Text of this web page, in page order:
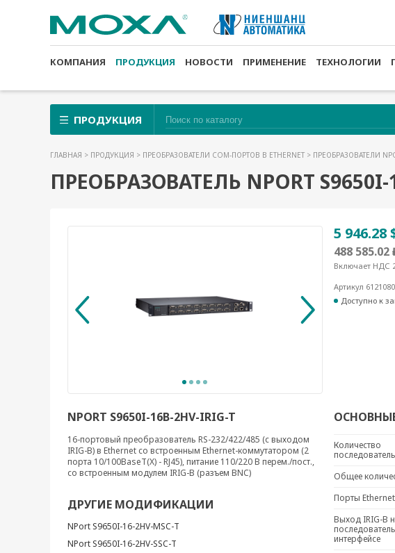
КОМПАНИЯ ПРОДУКЦИЯ НОВОСТИ ПРИМЕНЕНИЕ ТЕХНОЛОГИИ
ПРОДУКЦИЯ
ГЛАВНАЯ > ПРОДУКЦИЯ > ПРЕОБРАЗОВАТЕЛИ COM-ПОРТОВ В ETHERNET > ПРЕОБРАЗОВАТЕЛИ
ПРЕОБРАЗОВАТЕЛЬ NPORT S9650I-
5 946.28
488 585.02
Включает НДС
Артикул 6121080
Доступно к
NPORT S9650I-16B-2HV-IRIG-T
16-портовый преобразователь RS-232/422/485 (с выходом
IRIG-B) в Ethernet cо встроенным Ethernet-коммутатором (2
порта 10/100BaseT(X) - RJ45), питание 110/220 В перем./пост.,
со встроенным модулем IRIG-B (разъем BNC)
ДРУГИЕ МОДИФИКАЦИИ
NPort S9650I-16-2HV-MSC-T
NPort S9650I-16-2HV-SSC-T
Количество
Общее
Порты Ethernet
Выход IRIG-B
интерфейсе